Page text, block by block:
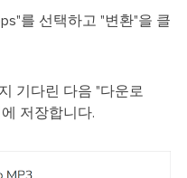
를 선택하고 "변환"을 클
기다린 다음 "다운로
저장합니다.